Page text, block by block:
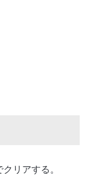
リアする。